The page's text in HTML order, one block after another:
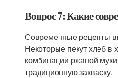
Вопрос 7: Какие
Современные рецепты
Некоторые пекут хлеб в
комбинации ржаной
традиционную закваску.